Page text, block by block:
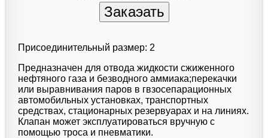
Присоединительный размер: 2
Предназначен для отвода жидкости сжиженного
нефтяного газа и безводного аммиака;перекачки
или выравнивания паров в гвзосепарационных
автомобильных установках, транспортных
средствах, стационарных резервуарах и на линиях.
Клапан может эксплуатироваться вручную с
помощью троса и пневматики.